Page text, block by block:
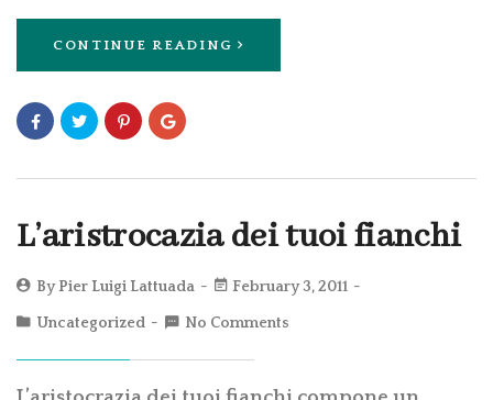
CONTINUE READING
L’aristrocazia dei tuoi fianchi
ByPier Luigi Lattuada February 3, 2011
Uncategorized No Comments